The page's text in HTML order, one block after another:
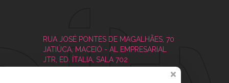
RUA JOSÉ PONTES DE MAGALHÃES, 70
JATIÚCA, MACEIÓ - AL
EMPRESARIAL
JTR, ED. ÍTALIA, SALA 702